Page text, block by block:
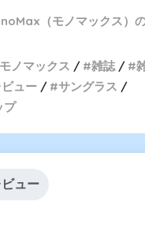
（モノマックス）
モノマックス 雑誌
ュー
サングラス
プ
ュー